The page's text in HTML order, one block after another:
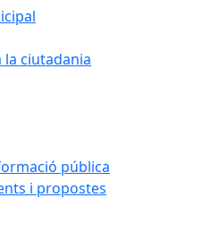
la ciutadania
pública
i propostes